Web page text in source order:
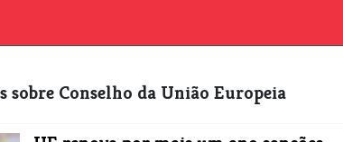
sobre Conselho da União Europeia